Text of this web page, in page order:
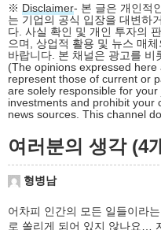
※ Disclaimer- 본 글은 개인적
는 기업의 공식 입장을 대변하
다. 사실 확인 및 개인 투자의
으며, 상업적 활용 및 뉴스 매
바랍니다. 본 채널은 광고를 비
(The opinions expressed
represent those of current or
are solely responsible for
investments and prohibit your
news sources. This channel
여러분의 생각 (4
형병남
어차피 인간의 모든 일들이라
로 쏠리게 되어 있지 않나요…